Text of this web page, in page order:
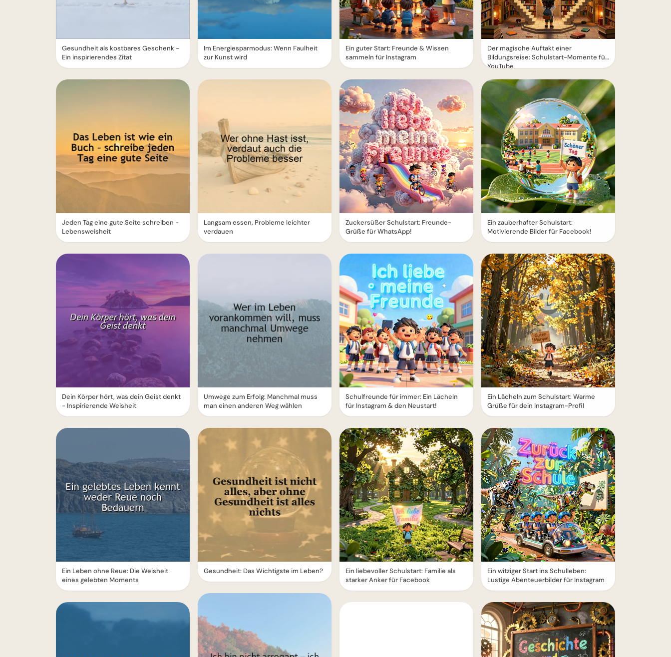
Gesundheit als kostbares Geschenk -
Ein inspirierendes Zitat
Jeden Tag eine gute Seite schreiben -
Lebensweisheit
Dein Körper hört, was dein Geist denkt
- Inspirierende Weisheit
Ein Leben ohne Reue: Die Weisheit
eines gelebten Moments
Im Energiesparmodus: Wenn Faulheit
zur Kunst wird
Langsam essen, Probleme leichter
verdauen
Umwege zum Erfolg: Manchmal muss
man einen anderen Weg wählen
Gesundheit: Das Wichtigste im Leben?
Ein guter Start: Freunde & Wissen
sammeln für Instagram
Zuckersüßer Schulstart: Freunde-
Grüße für WhatsApp!
Schulfreunde für immer: Ein Lächeln
für Instagram & den Neustart!
Ein liebevoller Schulstart: Familie als
starker Anker für Facebook
Der magische Auftakt einer
Bildungsreise: Schulstart-Momente für
YouTube
Ein zauberhafter Schulstart:
Motivierende Bilder für Facebook!
Ein Lächeln zum Schulstart: Warme
Grüße für dein Instagram-Profil
Ein witziger Start ins Schulleben:
Lustige Abenteuerbilder für Instagram